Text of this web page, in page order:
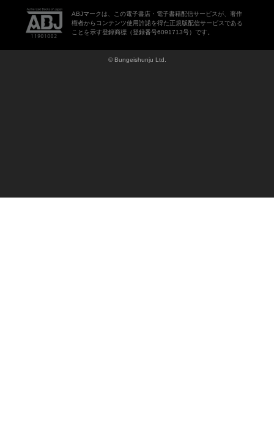
ABJマークは、この電子書店・電子書籍配信サービスが、著作
権者からコンテンツ使用許諾を得た正規版配信サービスである
ことを示す登録商標（登録番号6091713号）です。
© Bungeishunju Ltd.